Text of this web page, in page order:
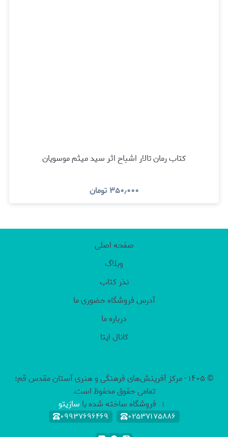
کتاب رمان تالار اشباح اثر سید میثم موسویان
۳۵۰٫۰۰۰ تومان
صفحه اصلی
وبلاگ
نذر کتاب
آدرس فروشگاه حضوری ما
درباره ما
کانال ایتا
©۱۴۰۵-مرکز آفرینش‌های فرهنگی و هنری آستان مقدس قم؛
تمامی حقوق محفوظ است.
فروشگاه ساخته شده با سازیتو
۰۲۵۳۷۱۷۵۸۸۶ ۰۹۹۳۷۶۹۶۴۶۹